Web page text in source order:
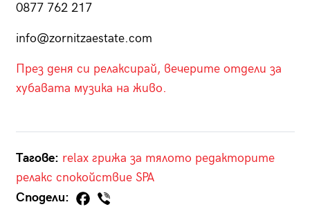
0877 762 217
info@zornitzaestate.com
През деня си релаксирай, вечерите отдели за
хубавата музика на живо.
Тагове: relax грижа за тялото редакторите
релакс спокойствие SPA
Сподели: